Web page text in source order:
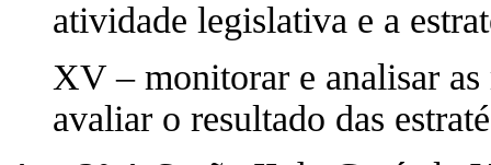
atividade legislativa e a
XV – monitorar e analisar as
avaliar o resultado das